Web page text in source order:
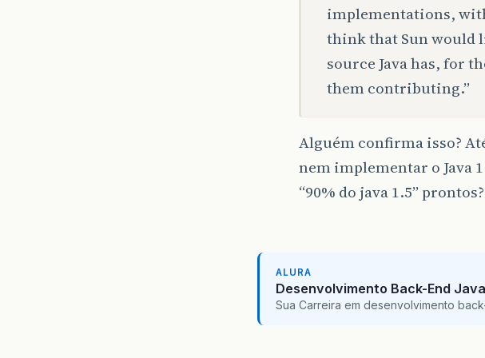
implementations,
think that Sun would
source Java has, for
them contributing.”
Alguém confirma isso?
nem implementar o Java
“90% do java 1.5” prontos?
ALURA
Desenvolvimento Back-End Java
Sua Carreira em desenvolvimento